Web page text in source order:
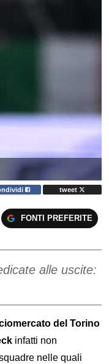
tweet
FONTI PREFERITE
alle uscite:
del Torino
infatti non
nelle quali